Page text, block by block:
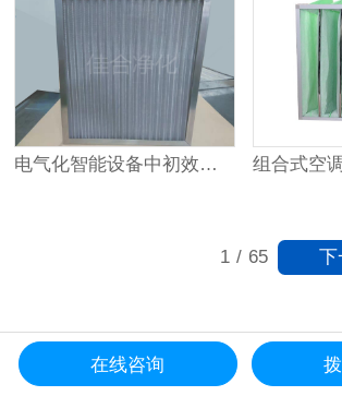
电气化智能设备中初效金属网过滤器的应用
1 / 65 下
更多资讯
在线咨询